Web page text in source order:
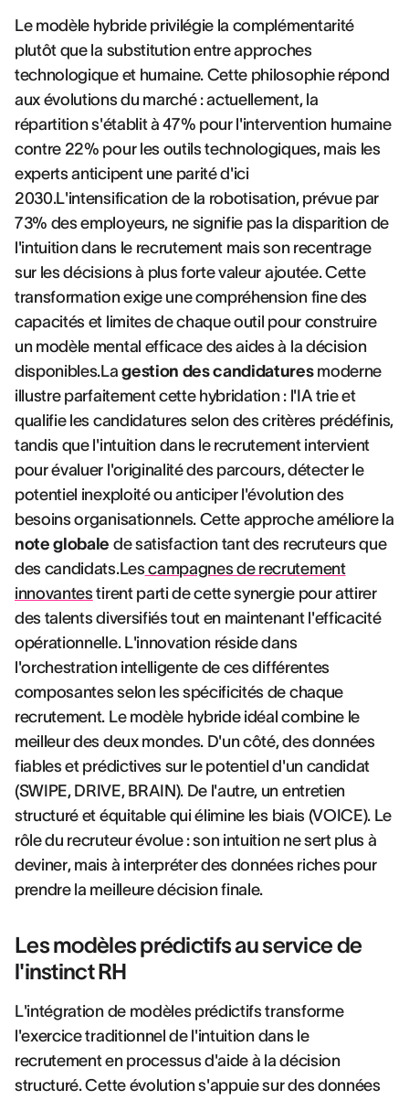
Le modèle hybride privilégie la complémentarité
plutôt que la substitution entre approches
technologique et humaine. Cette philosophie répond
aux évolutions du marché : actuellement, la
répartition s'établit à 47% pour l'intervention humaine
contre 22% pour les outils technologiques, mais les
experts anticipent une parité d'ici
2030.L'intensification de la robotisation, prévue par
73% des employeurs, ne signifie pas la disparition de
l'intuition dans le recrutement mais son recentrage
sur les décisions à plus forte valeur ajoutée. Cette
transformation exige une compréhension fine des
capacités et limites de chaque outil pour construire
un modèle mental efficace des aides à la décision
disponibles.Lagestion des candidaturesmoderne
illustre parfaitement cette hybridation : l'IA trie et
qualifie les candidatures selon des critères prédéfinis,
tandis que l'intuition dans le recrutement intervient
pour évaluer l'originalité des parcours, détecter le
potentiel inexploité ou anticiper l'évolution des
besoins organisationnels. Cette approche améliore la
note globale de satisfaction tant des recruteurs que
des candidats.Lescampagnes de recrutement
innovantestirent parti de cette synergie pour attirer
des talents diversifiés tout en maintenant l'efficacité
opérationnelle. L'innovation réside dans
l'orchestration intelligente de ces différentes
composantes selon les spécificités de chaque
recrutement. Le modèle hybride idéal combine le
meilleur des deux mondes. D'un côté, des données
fiables et prédictives sur le potentiel d'un candidat
(SWIPE, DRIVE, BRAIN). De l'autre, un entretien
structuré et équitable qui élimine les biais (VOICE). Le
rôle du recruteur évolue : son intuition ne sert plus à
deviner, mais à interpréter des données riches pour
prendre la meilleure décision finale.
Les modèles prédictifs au service de
l'instinct RH
L'intégration de modèles prédictifs transforme
l'exercice traditionnel de l'intuition dans le
recrutement en processus d'aide à la décision
structuré. Cette évolution s'appuie sur des données